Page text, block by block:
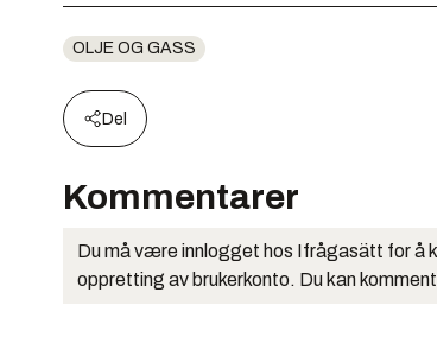
OLJE OG GASS
Del
Kommentarer
Du må være innlogget hos Ifrågasätt for å
oppretting av brukerkonto. Du kan